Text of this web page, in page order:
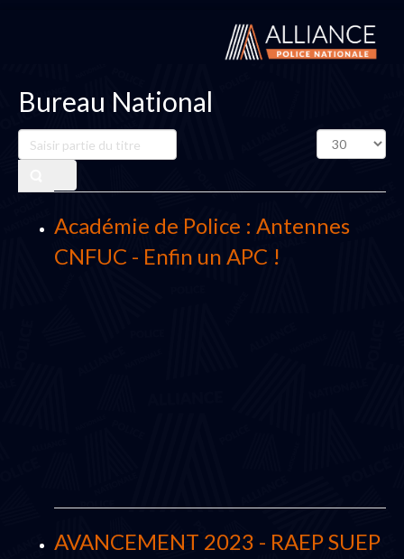
Bureau National
Saisir
partie
titre
Affichage
#
Académie de Police : Antennes
CNFUC - Enfin un APC !
AVANCEMENT 2023 - RAEP SUEP